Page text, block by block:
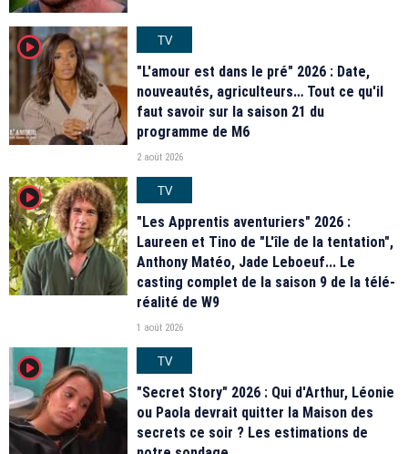
player2
TV
"L'amour est dans le pré" 2026 : Date,
nouveautés, agriculteurs… Tout ce qu'il
faut savoir sur la saison 21 du
programme de M6
2 août 2026
player2
TV
"Les Apprentis aventuriers" 2026 :
Laureen et Tino de "L'île de la tentation",
Anthony Matéo, Jade Leboeuf... Le
casting complet de la saison 9 de la télé-
réalité de W9
1 août 2026
player2
TV
"Secret Story" 2026 : Qui d'Arthur, Léonie
ou Paola devrait quitter la Maison des
secrets ce soir ? Les estimations de